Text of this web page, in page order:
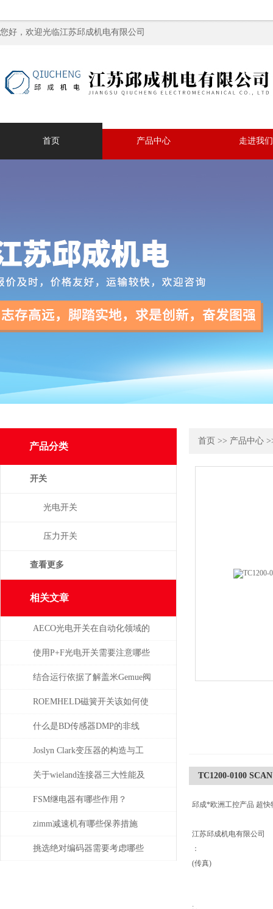
您好，欢迎光临江苏邱成机电有限公司
首页 产品中心 走进我们
产品分类
开关
光电开关
压力开关
查看更多
相关文章
AECO光电开关在自动化领域的
与应用
使用P+F光电开关需要注意哪些
问题？
结合运行依据了解盖米Gemue阀
门
ROEMHELD磁簧开关该如何使
干簧吸合？
什么是BD传感器DMP的非线
性，怎么产生的？
Joslyn Clark变压器的构造与工
作原理
关于wieland连接器三大性能及
重要性
FSM继电器有哪些作用？
zimm减速机有哪些保养措施
挑选绝对编码器需要考虑哪些
首页 >> 产品中心
TC1200-0100
邱成*欧洲工控产品 超
江苏邱成机电有限公司
：
(传真)
: ,